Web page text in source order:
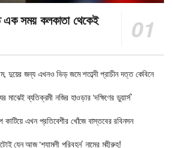
এক সময় কলকাতা থেকেই
দুয়ের জন্য এখনও ভিড় জমে শতাব্দী প্রাচীন দত্ত কেবিনে
মাঝেই ব্যতিক্রমী নজির হাওড়ার ‘দক্ষিণের ডুয়ার্স’
কাটিয়ে এখন প্রতিবেশীর খোঁজে বাস্তবের রবিনসন
যেন আজ ‘শ্যামলী পরিবহন’ নামের মহীরুহ!